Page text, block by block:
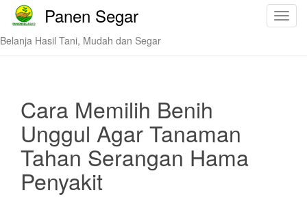
T
Panen Segar
Belanja Hasil Tani, Mudah dan Segar
Cara Memilih Benih
Unggul Agar Tanaman
Tahan Serangan Hama
Penyakit